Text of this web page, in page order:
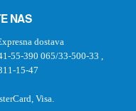
NAS
dostava
55-390 065/33-500-33
15-47
Visa.